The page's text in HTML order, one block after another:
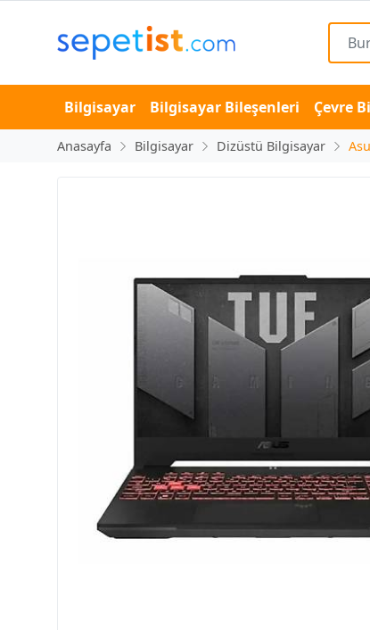
Bilgisayar Bilgisayar Bileşenleri Çevre
Anasayfa Bilgisayar Dizüstü Bilgisayar